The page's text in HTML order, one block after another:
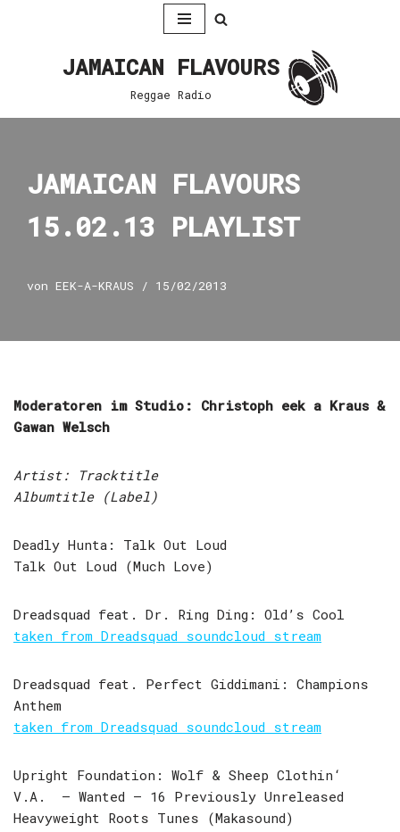
JAMAICAN FLAVOURS
Reggae Radio
JAMAICAN FLAVOURS
15.02.13 PLAYLIST
von EEK-A-KRAUS 15/02/2013
Moderatoren im Studio: Christoph eek a Kraus &
Gawan Welsch
Artist: Tracktitle
Albumtitle (Label)
Deadly Hunta: Talk Out Loud
Talk Out Loud (Much Love)
Dreadsquad feat. Dr. Ring Ding: Old’s Cool
taken from Dreadsquad soundcloud stream
Dreadsquad feat. Perfect Giddimani: Champions
Anthem
taken from Dreadsquad soundcloud stream
Upright Foundation: Wolf & Sheep Clothin‘
V.A. – Wanted – 16 Previously Unreleased
Heavyweight Roots Tunes (Makasound)